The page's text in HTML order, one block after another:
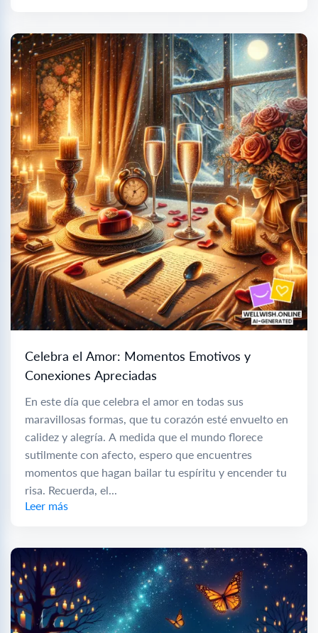
Celebra el Amor: Momentos Emotivos y
Conexiones Apreciadas
En este día que celebra el amor en todas sus
maravillosas formas, que tu corazón esté envuelto en
calidez y alegría. A medida que el mundo florece
sutilmente con afecto, espero que encuentres
momentos que hagan bailar tu espíritu y encender tu
risa. Recuerda, el...
Leer más